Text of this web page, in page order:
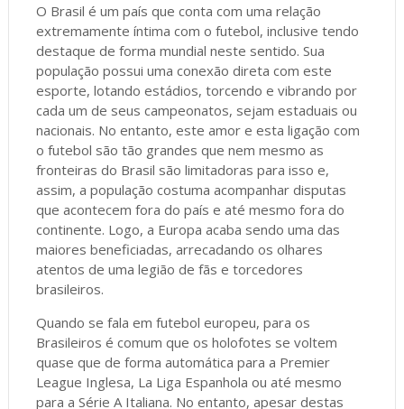
O Brasil é um país que conta com uma relação
extremamente íntima com o futebol, inclusive tendo
destaque de forma mundial neste sentido. Sua
população possui uma conexão direta com este
esporte, lotando estádios, torcendo e vibrando por
cada um de seus campeonatos, sejam estaduais ou
nacionais. No entanto, este amor e esta ligação com
o futebol são tão grandes que nem mesmo as
fronteiras do Brasil são limitadoras para isso e,
assim, a população costuma acompanhar disputas
que acontecem fora do país e até mesmo fora do
continente. Logo, a Europa acaba sendo uma das
maiores beneficiadas, arrecadando os olhares
atentos de uma legião de fãs e torcedores
brasileiros.
Quando se fala em futebol europeu, para os
Brasileiros é comum que os holofotes se voltem
quase que de forma automática para a Premier
League Inglesa, La Liga Espanhola ou até mesmo
para a Série A Italiana. No entanto, apesar destas